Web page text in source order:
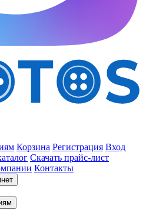
Корзина Регистрация Вход
Скачать прайс-лист
Контакты